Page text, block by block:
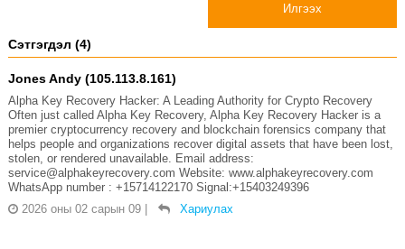
Илгээх
Сэтгэгдэл (4)
Jones Andy (105.113.8.161)
Alpha Key Recovery Hacker: A Leading Authority for Crypto Recovery
Often just called Alpha Key Recovery, Alpha Key Recovery Hacker is a
premier cryptocurrency recovery and blockchain forensics company that
helps people and organizations recover digital assets that have been lost,
stolen, or rendered unavailable. Email address:
service@alphakeyrecovery.com Website: www.alphakeyrecovery.com
WhatsApp number : +15714122170 Signal:+15403249396
2026 оны 02 сарын 09
Хариулах